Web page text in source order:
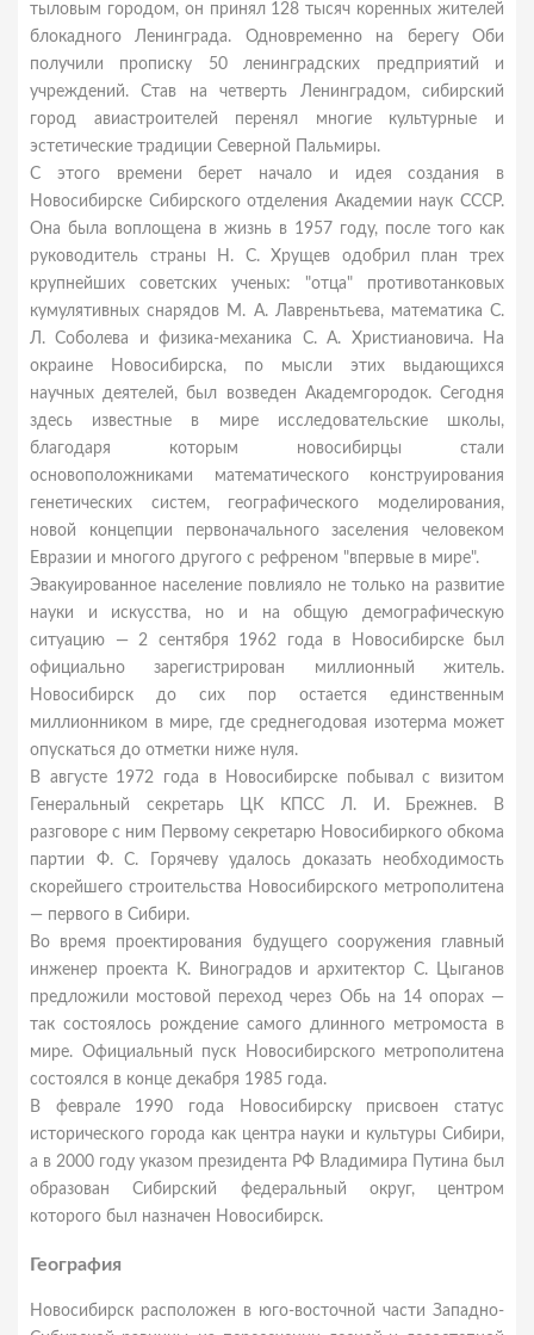
тыловым городом, он принял 128 тысяч коренных жителей
блокадного Ленинграда. Одновременно на берегу Оби
получили прописку 50 ленинградских предприятий и
учреждений. Став на четверть Ленинградом, сибирский
город авиастроителей перенял многие культурные и
эстетические традиции Северной Пальмиры.
С этого времени берет начало и идея создания в
Новосибирске Сибирского отделения Академии наук СССР.
Она была воплощена в жизнь в 1957 году, после того как
руководитель страны Н. С. Хрущев одобрил план трех
крупнейших советских ученых: "отца" противотанковых
кумулятивных снарядов М. А. Лавреньтьева, математика С.
Л. Соболева и физика-механика С. А. Христиановича. На
окраине Новосибирска, по мысли этих выдающихся
научных деятелей, был возведен Академгородок. Сегодня
здесь известные в мире исследовательские школы,
благодаря которым новосибирцы стали
основоположниками математического конструирования
генетических систем, географического моделирования,
новой концепции первоначального заселения человеком
Евразии и многого другого с рефреном "впервые в мире".
Эвакуированное население повлияло не только на развитие
науки и искусства, но и на общую демографическую
ситуацию — 2 сентября 1962 года в Новосибирске был
официально зарегистрирован миллионный житель.
Новосибирск до сих пор остается единственным
миллионником в мире, где среднегодовая изотерма может
опускаться до отметки ниже нуля.
В августе 1972 года в Новосибирске побывал с визитом
Генеральный секретарь ЦК КПСС Л. И. Брежнев. В
разговоре с ним Первому секретарю Новосибиркого обкома
партии Ф. С. Горячеву удалось доказать необходимость
скорейшего строительства Новосибирского метрополитена
— первого в Сибири.
Во время проектирования будущего сооружения главный
инженер проекта К. Виноградов и архитектор С. Цыганов
предложили мостовой переход через Обь на 14 опорах —
так состоялось рождение самого длинного метромоста в
мире. Официальный пуск Новосибирского метрополитена
состоялся в конце декабря 1985 года.
В феврале 1990 года Новосибирску присвоен статус
исторического города как центра науки и культуры Сибири,
а в 2000 году указом президента РФ Владимира Путина был
образован Сибирский федеральный округ, центром
которого был назначен Новосибирск.
География
Новосибирск расположен в юго-восточной части Западно-